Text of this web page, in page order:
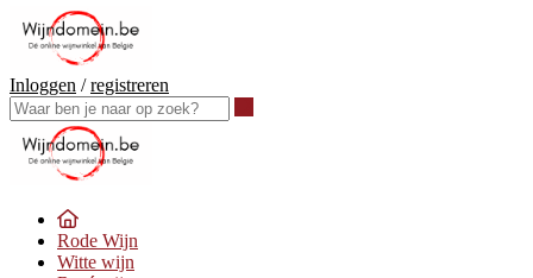
Inloggen /registreren
Rode Wijn
Witte wijn